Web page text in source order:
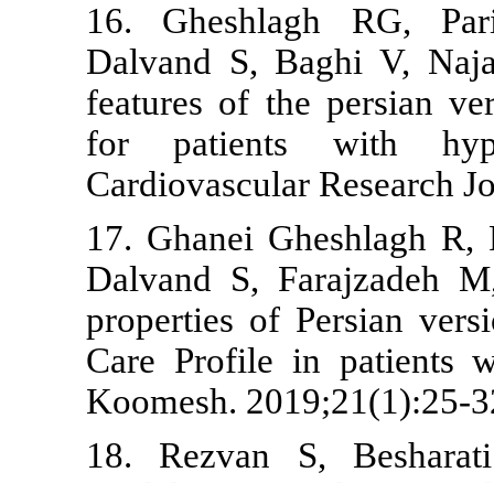
16.
Dalvand S,
features of
for
17. Ghanei
Dalvand S,
properties
Care
Koomesh.
18.